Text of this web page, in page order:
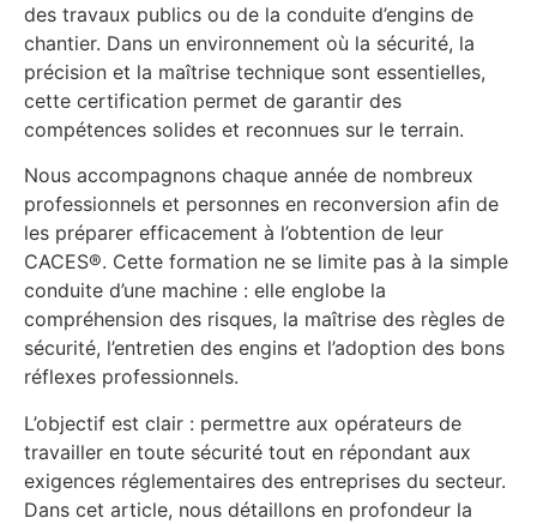
des travaux publics ou de la conduite d’engins de
chantier. Dans un environnement où la sécurité, la
précision et la maîtrise technique sont essentielles,
cette certification permet de garantir des
compétences solides et reconnues sur le terrain.
Nous accompagnons chaque année de nombreux
professionnels et personnes en reconversion afin de
les préparer efficacement à l’obtention de leur
CACES®. Cette formation ne se limite pas à la simple
conduite d’une machine : elle englobe la
compréhension des risques, la maîtrise des règles de
sécurité, l’entretien des engins et l’adoption des bons
réflexes professionnels.
L’objectif est clair : permettre aux opérateurs de
travailler en toute sécurité tout en répondant aux
exigences réglementaires des entreprises du secteur.
Dans cet article, nous détaillons en profondeur la